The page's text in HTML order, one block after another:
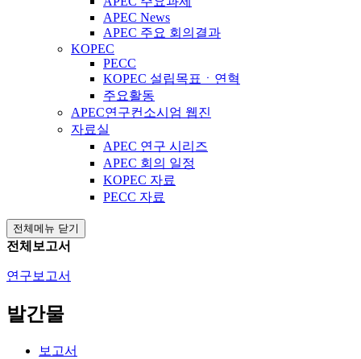
APEC News
APEC 주요 회의결과
KOPEC
PECC
KOPEC 설립목표ㆍ연혁
주요활동
APEC연구컨소시엄 웹진
자료실
APEC 연구 시리즈
APEC 회의 일정
KOPEC 자료
PECC 자료
전체메뉴 닫기
전체보고서
연구보고서
발간물
보고서